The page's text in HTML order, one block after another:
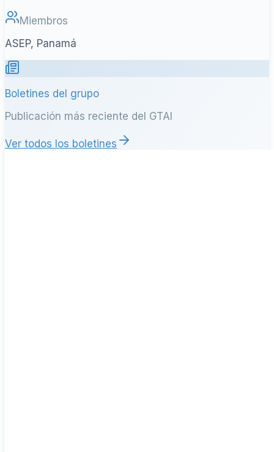
Miembros
ASEP, Panamá
Boletines del grupo
Publicación más reciente del GTAI
Ver todos los boletines